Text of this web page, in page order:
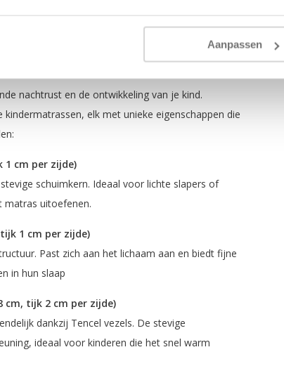
Aanpassen
uit tot rust en veiligheid, en is een mooie
nachtrust en de ontwikkeling van je kind.
elk met unieke eigenschappen die
cm per zijde)
schuimkern. Ideaal voor lichte slapers of
matras uitoefenen.
1 cm per zijde)
Past zich aan het lichaam aan en biedt fijne
in hun slaap
cm, tijk 2 cm per zijde)
dankzij Tencel vezels. De stevige
ideaal voor kinderen die het snel warm